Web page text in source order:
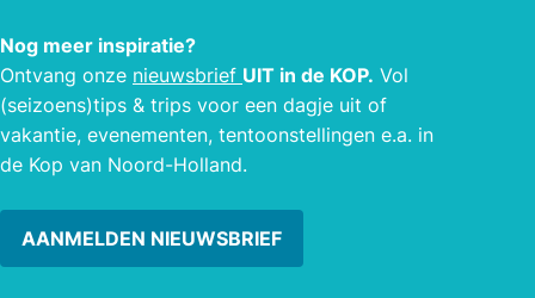
Nog meer inspiratie?
Ontvang onze nieuwsbrief UIT in de KOP. Vol
(seizoens)tips & trips voor een dagje uit of
vakantie, evenementen, tentoonstellingen e.a. in
de Kop van Noord-Holland.
AANMELDEN NIEUWSBRIEF